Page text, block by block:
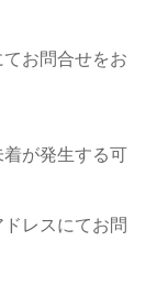
てお問合せをお
が発生する可
レスにてお問